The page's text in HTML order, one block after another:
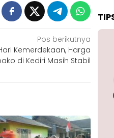
Pos berikutnya
Kemerdekaan, Harga
di Kediri Masih Stabil